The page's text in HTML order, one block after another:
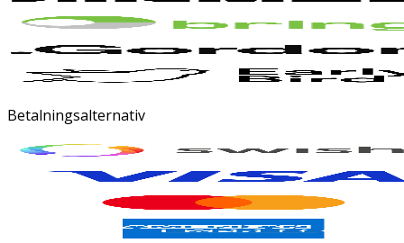
Betalningsalternativ